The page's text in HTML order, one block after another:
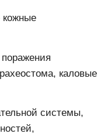
кожные
каловые
системы,